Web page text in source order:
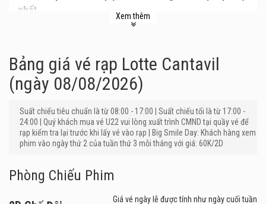
nhất.
Xem thêm
Bảng giá vé rạp Lotte Cantavil
(ngày 08/08/2026)
Suất chiếu tiêu chuẩn là từ 08:00 - 17:00 | Suất chiếu tối là từ 17:00 -
24:00 | Quý khách mua vé U22 vui lòng xuất trình CMND tại quầy vé để
rạp kiểm tra lại trước khi lấy vé vào rạp | Big Smile Day: Khách hàng xem
phim vào ngày thứ 2 của tuần thứ 3 mỗi tháng với giá: 60K/2D
Phòng Chiếu Phim
Giá vé ngày lễ được tính như ngày cuối tuần